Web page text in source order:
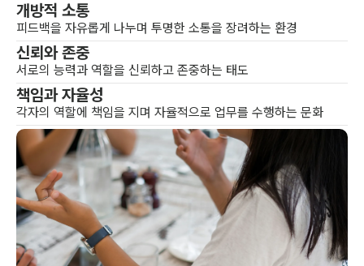
개방적 소통
피드백을 자유롭게 나누며 투명한 소통을 장려하는 환경
신뢰와 존중
서로의 능력과 역할을 신뢰하고 존중하는 태도
책임과 자율성
각자의 역할에 책임을 지며 자율적으로 업무를 수행하는 문화